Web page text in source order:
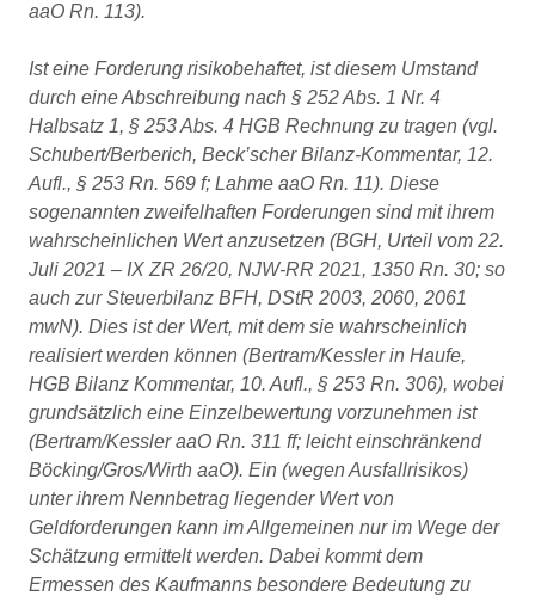
aaO Rn. 113).
Ist eine Forderung risikobehaftet, ist diesem Umstand
durch eine Abschreibung nach § 252 Abs. 1 Nr. 4
Halbsatz 1, § 253 Abs. 4 HGB Rechnung zu tragen (vgl.
Schubert/Berberich, Beck’scher Bilanz-Kommentar, 12.
Aufl., § 253 Rn. 569 f; Lahme aaO Rn. 11). Diese
sogenannten zweifelhaften Forderungen sind mit ihrem
wahrscheinlichen Wert anzusetzen (BGH, Urteil vom 22.
Juli 2021 – IX ZR 26/20, NJW-RR 2021, 1350 Rn. 30; so
auch zur Steuerbilanz BFH, DStR 2003, 2060, 2061
mwN). Dies ist der Wert, mit dem sie wahrscheinlich
realisiert werden können (Bertram/Kessler in Haufe,
HGB Bilanz Kommentar, 10. Aufl., § 253 Rn. 306), wobei
grundsätzlich eine Einzelbewertung vorzunehmen ist
(Bertram/Kessler aaO Rn. 311 ff; leicht einschränkend
Böcking/Gros/Wirth aaO). Ein (wegen Ausfallrisikos)
unter ihrem Nennbetrag liegender Wert von
Geldforderungen kann im Allgemeinen nur im Wege der
Schätzung ermittelt werden. Dabei kommt dem
Ermessen des Kaufmanns besondere Bedeutung zu